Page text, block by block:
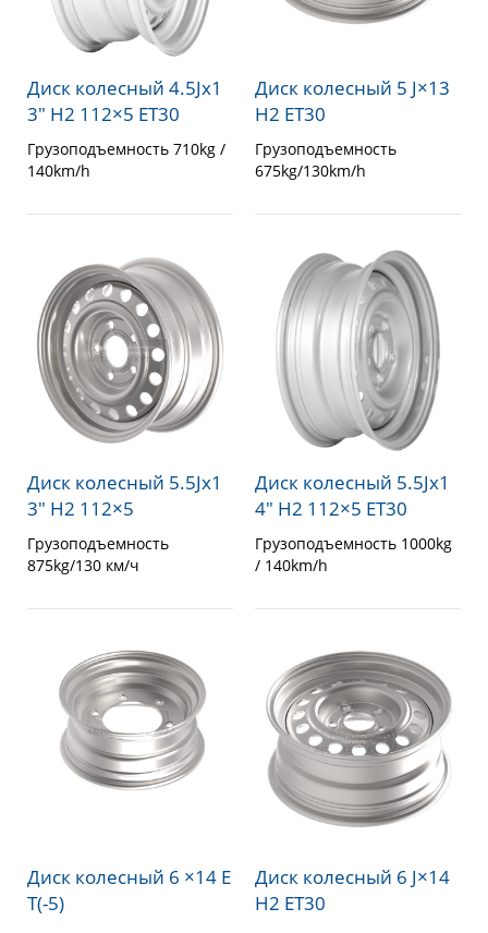
Диск колесный 4.5Jx1
3″ H2 112×5 ET30
Грузоподъемность 710kg /
140km/h
Диск колесный 5 J×13
H2 ET30
Грузоподъемность
675kg/130km/h
Диск колесный 5.5Jx1
3″ H2 112×5
Грузоподъемность
875kg/130 км/ч
Диск колесный 5.5Jx1
4″ H2 112×5 ET30
Грузоподъемность 1000kg
/ 140km/h
Диск колесный 6 ×14 E
T(-5)
Диск колесный 6 J×14
H2 ET30